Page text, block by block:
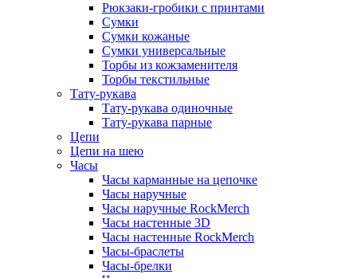
Рюкзаки-гробики с принтами
Сумки
Сумки кожаные
Сумки универсальные
Торбы из кожзаменителя
Торбы текстильные
Тату-рукава
Тату-рукава одиночные
Тату-рукава парные
Цепи
Цепи на шею
Часы
Часы карманные на цепочке
Часы наручные
Часы наручные RockMerch
Часы настенные 3D
Часы настенные RockMerch
Часы-браслеты
Часы-брелки